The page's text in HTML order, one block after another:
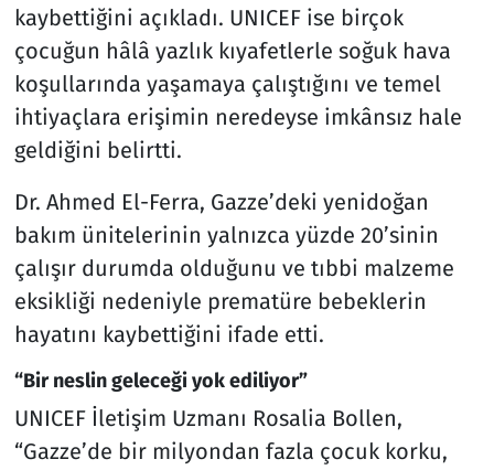
kaybettiğini açıkladı. UNICEF ise birçok
çocuğun hâlâ yazlık kıyafetlerle soğuk hava
koşullarında yaşamaya çalıştığını ve temel
ihtiyaçlara erişimin neredeyse imkânsız hale
geldiğini belirtti.
Dr. Ahmed El-Ferra, Gazze’deki yenidoğan
bakım ünitelerinin yalnızca yüzde 20’sinin
çalışır durumda olduğunu ve tıbbi malzeme
eksikliği nedeniyle prematüre bebeklerin
hayatını kaybettiğini ifade etti.
“Bir neslin geleceği yok ediliyor”
UNICEF İletişim Uzmanı Rosalia Bollen,
“Gazze’de bir milyondan fazla çocuk korku,